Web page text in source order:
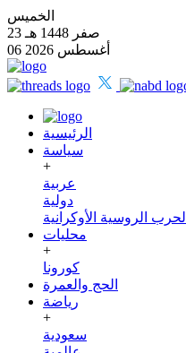
الخميس
23 صفر 1448 هـ
06 أغسطس 2026
الرئيسية
سياسة
+
عربية
دولية
الحرب الروسية الأوكرانية
محليات
+
كورونا
الحج والعمرة
رياضة
+
سعودية